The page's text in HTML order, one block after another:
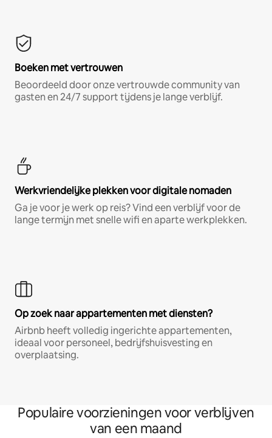
Boeken met vertrouwen
Beoordeeld door onze vertrouwde community van
gasten en 24/7 support tijdens je lange verblijf.
Werkvriendelijke plekken voor digitale nomaden
Ga je voor je werk op reis? Vind een verblijf voor de
lange termijn met snelle wifi en aparte werkplekken.
Op zoek naar appartementen met diensten?
Airbnb heeft volledig ingerichte appartementen,
ideaal voor personeel, bedrijfshuisvesting en
overplaatsing.
Populaire voorzieningen voor verblijven
van een maand